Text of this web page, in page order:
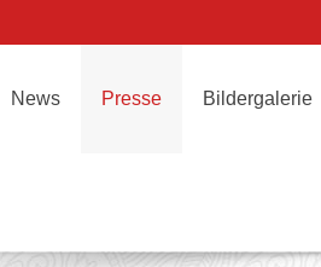
News Presse Bildergalerie